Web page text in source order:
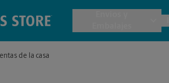
Ave de la casa